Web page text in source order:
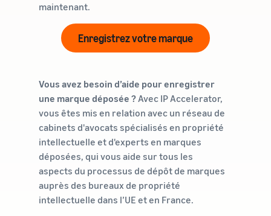
maintenant.
Enregistrez votre marque
Vous avez besoin d’aide pour enregistrer
une marque déposée ?Avec IP Accelerator,
vous êtes mis en relation avec un réseau de
cabinets d'avocats spécialisés en propriété
intellectuelle et d'experts en marques
déposées, qui vous aide sur tous les
aspects du processus de dépôt de marques
auprès des bureaux de propriété
intellectuelle dans l’UE et en France.